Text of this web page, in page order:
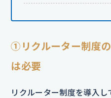
① リクルーター制度
は必要
リクルーター制度を導入し